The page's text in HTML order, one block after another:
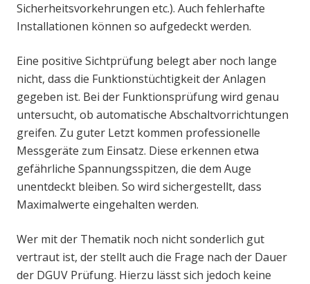
Sicherheitsvorkehrungen etc.). Auch fehlerhafte
Installationen können so aufgedeckt werden.
Eine positive Sichtprüfung belegt aber noch lange
nicht, dass die Funktionstüchtigkeit der Anlagen
gegeben ist. Bei der Funktionsprüfung wird genau
untersucht, ob automatische Abschaltvorrichtungen
greifen. Zu guter Letzt kommen professionelle
Messgeräte zum Einsatz. Diese erkennen etwa
gefährliche Spannungsspitzen, die dem Auge
unentdeckt bleiben. So wird sichergestellt, dass
Maximalwerte eingehalten werden.
Wer mit der Thematik noch nicht sonderlich gut
vertraut ist, der stellt auch die Frage nach der Dauer
der DGUV Prüfung. Hierzu lässt sich jedoch keine